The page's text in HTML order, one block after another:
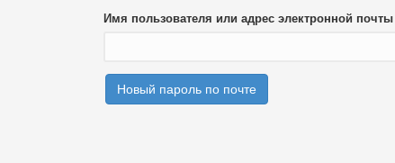
Имя пользователя или адрес электронной почты